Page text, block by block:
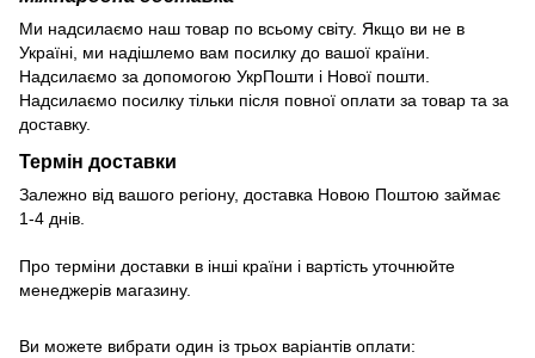
Ми надсилаємо наш товар по всьому світу. Якщо ви не в
Україні, ми надішлемо вам посилку до вашої країни.
Надсилаємо за допомогою УкрПошти і Нової пошти.
Надсилаємо посилку тільки після повної оплати за товар та за
доставку.
Термін доставки
Залежно від вашого регіону, доставка Новою Поштою займає
1-4 днів.
Про терміни доставки в інші країни і вартість уточнюйте
менеджерів магазину.
Ви можете вибрати один із трьох варіантів оплати: